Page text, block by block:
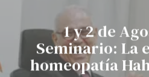
1 y 2 de
Seminario: La
homeopatía